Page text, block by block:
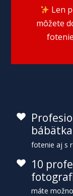
Len
môžete
fotenie aj s
10
máte